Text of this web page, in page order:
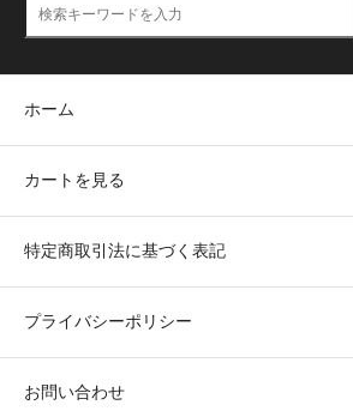
ホーム
カートを見る
特定商取引法に基づく表記
プライバシーポリシー
お問い合わせ